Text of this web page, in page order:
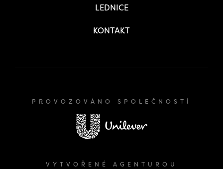
LEDNICE
KONTAKT
PROVOZOVÁNO SPOLEČNOSTÍ
VYTVOŘENÉ AGENTUROU